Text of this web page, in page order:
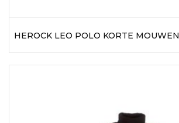
HEROCK LEO POLO KORTE MOUWEN